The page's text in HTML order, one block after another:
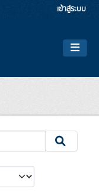
เข้าสู่ระบบ